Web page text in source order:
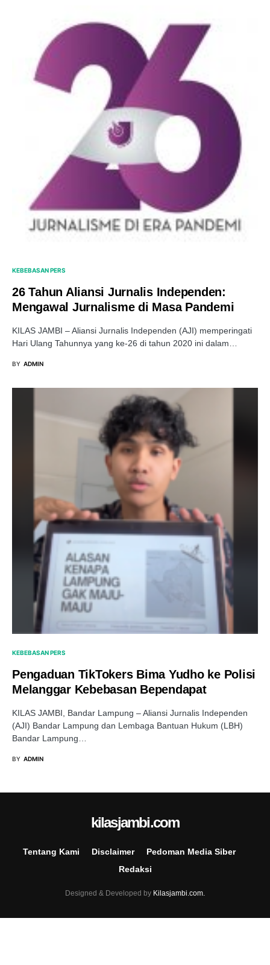
KEBEBASAN PERS
26 Tahun Aliansi Jurnalis Independen:
Mengawal Jurnalisme di Masa Pandemi
KILAS JAMBI – Aliansi Jurnalis Independen (AJI) memperingati
Hari Ulang Tahunnya yang ke-26 di tahun 2020 ini dalam…
BY ADMIN
KEBEBASAN PERS
Pengaduan TikTokers Bima Yudho ke Polisi
Melanggar Kebebasan Bependapat
KILAS JAMBI, Bandar Lampung – Aliansi Jurnalis Independen
(AJI) Bandar Lampung dan Lembaga Bantuan Hukum (LBH)
Bandar Lampung…
BY ADMIN
kilasjambi.com
Tentang Kami Disclaimer
Pedoman Media Siber
Redaksi
Designed & Developed by Kilasjambi.com.